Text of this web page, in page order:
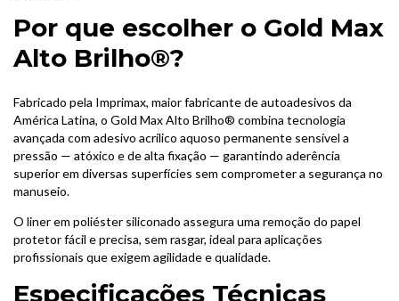
Por que escolher o Gold Max
Alto Brilho®?
Fabricado pela Imprimax, maior fabricante de autoadesivos da
América Latina, o Gold Max Alto Brilho® combina tecnologia
avançada com adesivo acrílico aquoso permanente sensível a
pressão — atóxico e de alta fixação — garantindo aderência
superior em diversas superfícies sem comprometer a segurança no
manuseio.
O liner em poliéster siliconado assegura uma remoção do papel
protetor fácil e precisa, sem rasgar, ideal para aplicações
profissionais que exigem agilidade e qualidade.
Especificações Técnicas